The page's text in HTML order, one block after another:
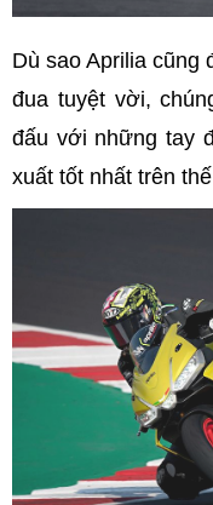
Dù sao Aprilia cũng
đua tuyệt vời,
đấu với những tay
xuất tốt nhất trên